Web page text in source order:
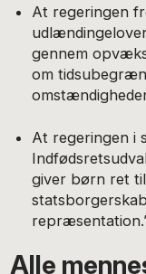
At regeringen
gennem
om
At regeringen i
giver børn ret
Alle